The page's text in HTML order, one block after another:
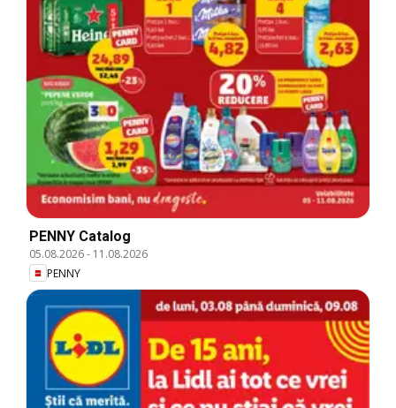
PENNY Catalog
05.08.2026- 11.08.2026
PENNY